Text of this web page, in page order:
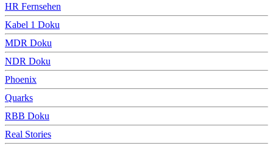
HR Fernsehen
Kabel 1 Doku
MDR Doku
NDR Doku
Phoenix
Quarks
RBB Doku
Real Stories